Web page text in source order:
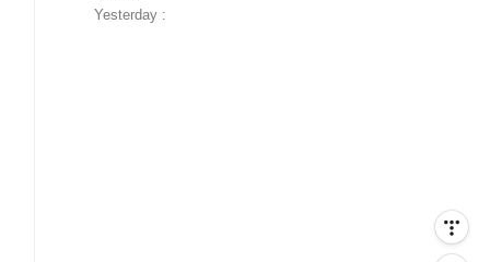
Yesterday :